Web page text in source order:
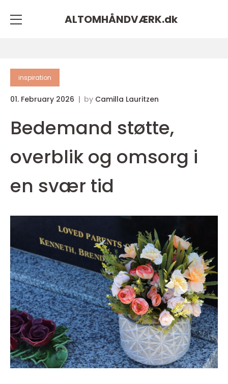
ALTOMHÅNDVÆRK.dk
inspiration
01. February 2026 by Camilla Lauritzen
Bedemand støtte,
overblik og omsorg i
en svær tid